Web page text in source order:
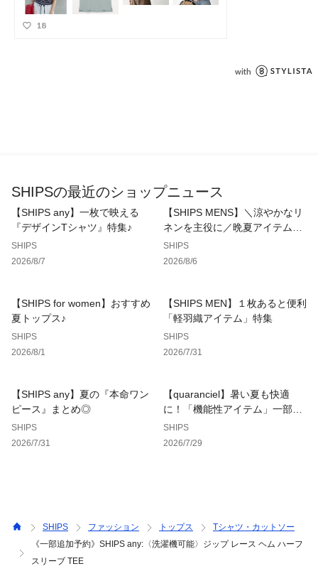
ます。
・品番：722-06-0036
※モールサイトによって（ハイフン/‐）抜きでの品番表記とな
ります。
※サイト上のカラー表記と商品タグのカラー名が異なる場合が
ありますので、淡色衣類との組み合せはご注意ください。
※着用、洗濯時のスレで表面が毛羽立ち白っぽくなる場合があ
りますのでご注意ください。
※濡れたまま放置すると、他のものへの色移りや、色泣きする
っ掛かりに十分にご注意ください。
※屋外での撮影画像は、光の当たり具合で色味が多少異なって
見える場合があります。商品の色味は、スタジオでの詳細画像
をご参照ください。
す。
SHIPSの最近のショップニュース
【SHIPS any】一枚で映える
『デザインTシャツ』特集♪
SHIPS
2026/8/7
【SHIPS MENS】＼涼やかなリ
ネンを主役に／晩夏アイテム特
集
SHIPS
2026/8/6
【SHIPS for women】おすすめ
夏トップス♪
SHIPS
2026/8/1
【SHIPS MEN】１枚あると便利
「軽羽織アイテム」特集
SHIPS
2026/7/31
【SHIPS any】夏の『本命ワン
ピース』まとめ◎
SHIPS
2026/7/31
【quaranciel】暑い夏も快適
に！「機能性アイテム」一部SA
LEも◎
SHIPS
2026/7/29
SHIPS ファッション トップス
Tシャツ・カットソー
《一部追加予約》SHIPS any:〈洗濯機可能〉ジップ レース ヘム ハーフ
スリーブ TEE